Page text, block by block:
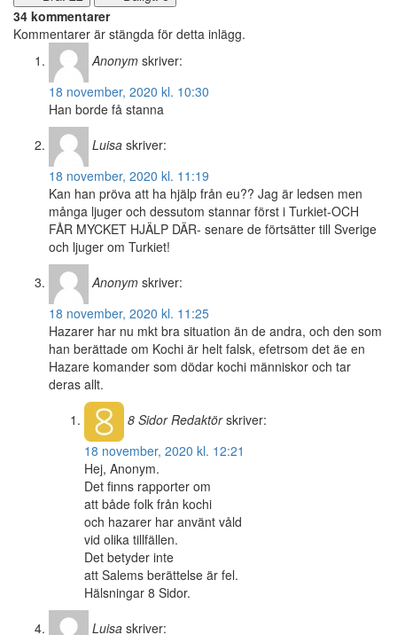
34 kommentarer
Kommentarer är stängda för detta inlägg.
Anonym skriver:
18 november, 2020 kl. 10:30
Han borde få stanna
Luisa skriver:
18 november, 2020 kl. 11:19
Kan han pröva att ha hjälp från eu?? Jag är ledsen men
många ljuger och dessutom stannar först i Turkiet-OCH
FÅR MYCKET HJÄLP DÄR- senare de förtsätter till Sverige
och ljuger om Turkiet!
Anonym skriver:
18 november, 2020 kl. 11:25
Hazarer har nu mkt bra situation än de andra, och den som
han berättade om Kochi är helt falsk, efetrsom det äe en
Hazare komander som dödar kochi människor och tar
deras allt.
8 SidorRedaktör skriver:
18 november, 2020 kl. 12:21
Hej, Anonym.
Det finns rapporter om
att både folk från kochi
och hazarer har använt våld
vid olika tillfällen.
Det betyder inte
att Salems berättelse är fel.
Hälsningar 8 Sidor.
Luisa skriver: